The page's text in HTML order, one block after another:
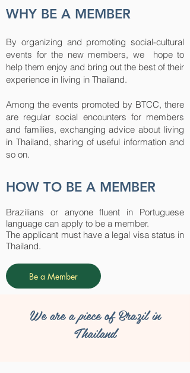
WHY BE A MEMBER
By organizing and promoting social-cultural
events for the new members, we hope to
help them enjoy and bring out the best of their
experience in living in Thailand.
Among the events promoted by BTCC, there
are regular social encounters for members
and families, exchanging advice about living
in Thailand, sharing of useful information and
so on.
HOW TO BE A MEMBER
Brazilians or anyone fluent in Portuguese
language can apply to be a member.
The applicant must have a legal visa status in
Thailand.
Be a Member
We are a piece of Brazil in
Thailand